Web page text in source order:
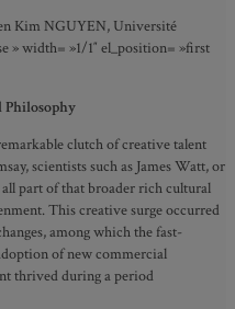
Kim NGUYEN, Université
» width= »1/1″ el_position= »first
Philosophy
clutch of creative talent
scientists such as James Watt, or
part of that broader rich cultural
This creative surge occurred
among which the fast-
of new commercial
thrived during a period